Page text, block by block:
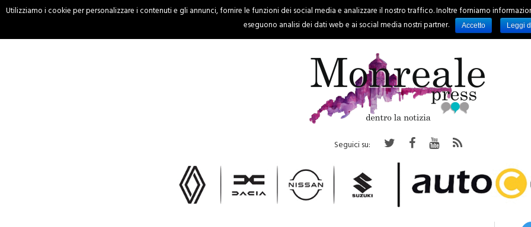
HOME CRONACA PALERMO REGIONE EVENTI RUBRICHE SPORT
Seguici su:
Utilizziamo i cookie per personalizzare i contenuti e gli annunci, fornire le funzioni dei social media e analizzare il nostro traffico. Inoltre forniamo
eseguono analisi dei dati web e ai social media nostri partner.
Accetto Leggi